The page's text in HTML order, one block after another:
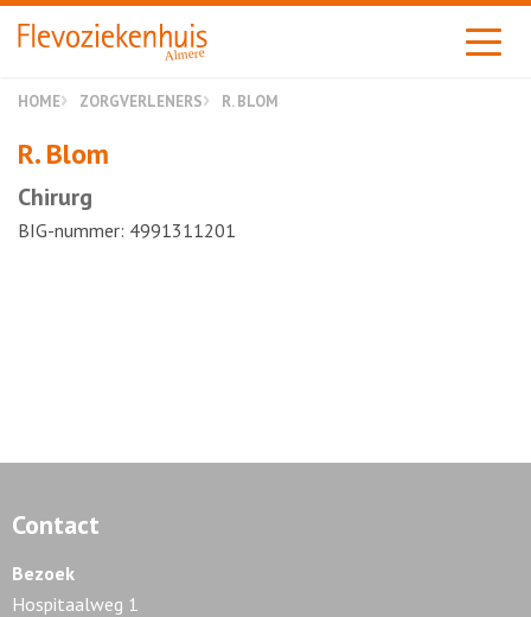
Almere
HOME ZORGVERLENERS R. BLOM
R. Blom
Chirurg
BIG-nummer: 4991311201
Contact
Bezoek
Hospitaalweg 1